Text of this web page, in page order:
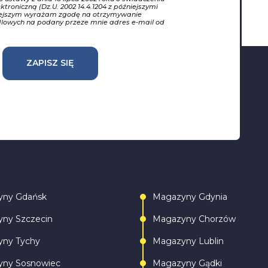
(Dz.U. 2002 14.4.1204 z późniejszymi
wyrażam zgodę na otrzymywanie
na podany przeze mnie adres e-mail od
ZAPISZ SIĘ
Gdańsk
Szczecin
Tychy
Sosnowiec
Magazyny Gdynia
Magazyny Chorzów
Magazyny Lublin
Magazyny Gądki